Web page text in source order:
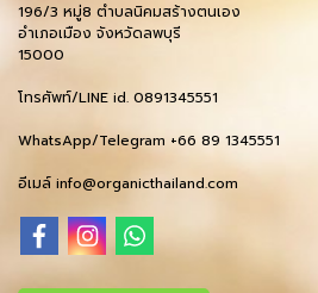
196/3 หมู่8 ตำบลนิคมสร้างตนเอง
อำเภอเมือง จังหวัดลพบุรี
15000
โทรศัพท์/LINE id. 0891345551
WhatsApp/Telegram +66 89 1345551
อีเมล์ info@organicthailand.com